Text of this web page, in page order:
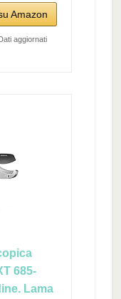
Amazon
aggiornati
685-
Lama